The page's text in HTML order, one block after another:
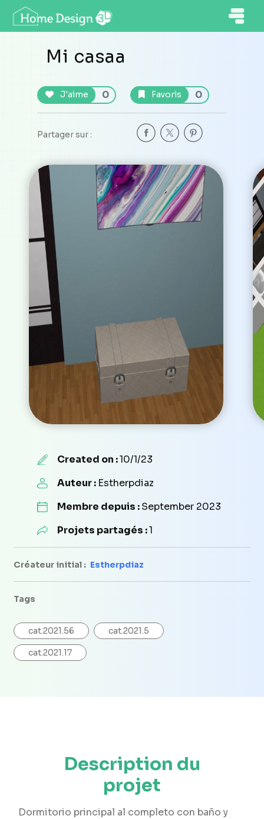
Mi casaa
J'aime 0 Favoris 0
Partager sur :
Created on :10/1/23
Auteur : Estherpdiaz
Membre depuis :September 2023
Projets partagés :1
Créateur initial : Estherpdiaz
Tags
cat.2021.56 cat.2021.5
cat.2021.17
Description du
projet
Dormitorio principal al completo con baño y